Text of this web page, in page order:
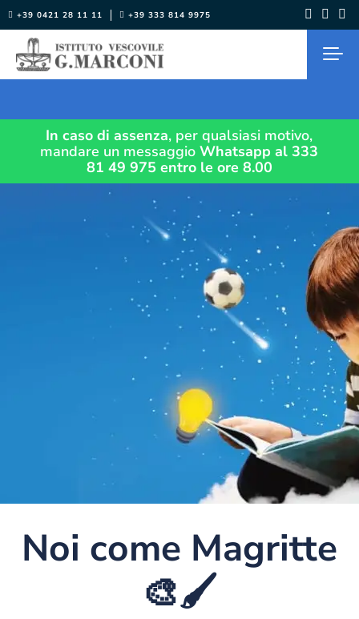
Salta
al
contenuto
+39 0421 28 11 11 +39 333 814 9975
In caso di assenza, per qualsiasi motivo,
mandare un messaggioWhatsapp al 333
81 49 975 entro le ore 8.00
Noi come Magritte
🎨🖌️